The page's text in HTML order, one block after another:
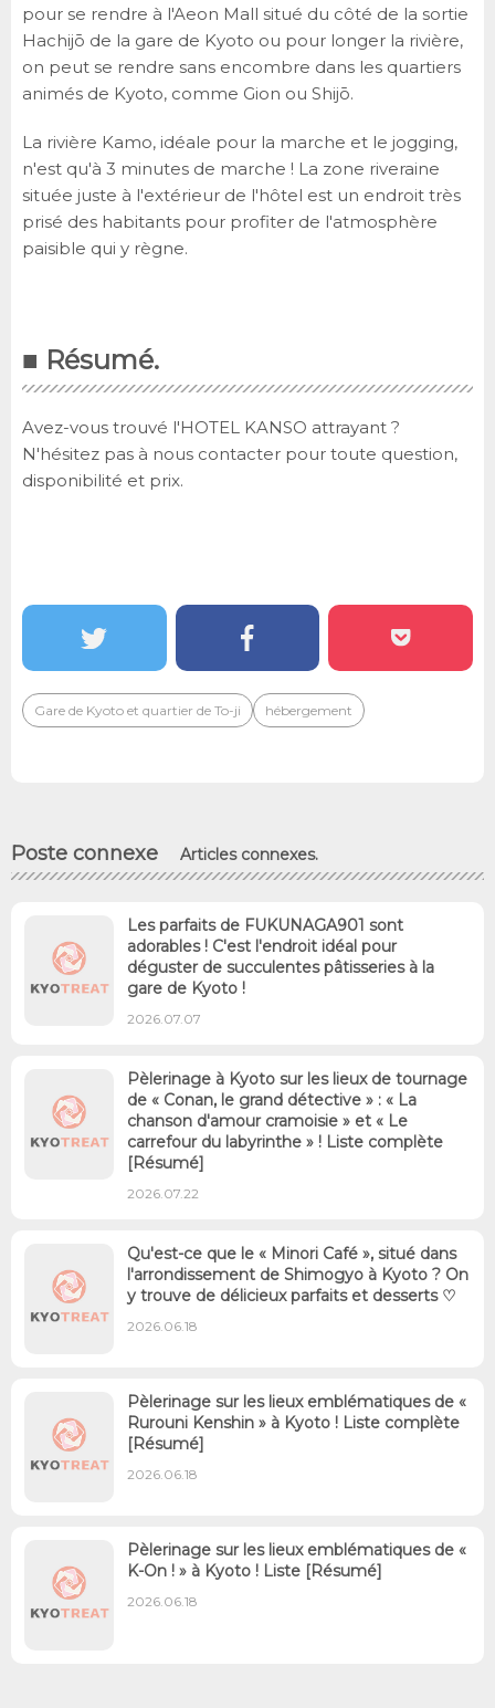
pour se rendre à l'Aeon Mall situé du côté de la sortie
Hachijō de la gare de Kyoto ou pour longer la rivière,
on peut se rendre sans encombre dans les quartiers
animés de Kyoto, comme Gion ou Shijō.
La rivière Kamo, idéale pour la marche et le jogging,
n'est qu'à 3 minutes de marche ! La zone riveraine
située juste à l'extérieur de l'hôtel est un endroit très
prisé des habitants pour profiter de l'atmosphère
paisible qui y règne.
■ Résumé.
Avez-vous trouvé l'HOTEL KANSO attrayant ?
N'hésitez pas à nous contacter pour toute question,
disponibilité et prix.
Gare de Kyoto et quartier de To-ji hébergement
Poste connexe Articles connexes.
Les parfaits de FUKUNAGA901 sont
adorables ! C'est l'endroit idéal pour
déguster de succulentes pâtisseries à la
gare de Kyoto !
2026.07.07
Pèlerinage à Kyoto sur les lieux de tournage
de « Conan, le grand détective » : « La
chanson d'amour cramoisie » et « Le
carrefour du labyrinthe » ! Liste complète
[Résumé]
2026.07.22
Qu'est-ce que le « Minori Café », situé dans
l'arrondissement de Shimogyo à Kyoto ? On
y trouve de délicieux parfaits et desserts ♡
2026.06.18
Pèlerinage sur les lieux emblématiques de «
Rurouni Kenshin » à Kyoto ! Liste complète
[Résumé]
2026.06.18
Pèlerinage sur les lieux emblématiques de «
K-On ! » à Kyoto ! Liste [Résumé]
2026.06.18